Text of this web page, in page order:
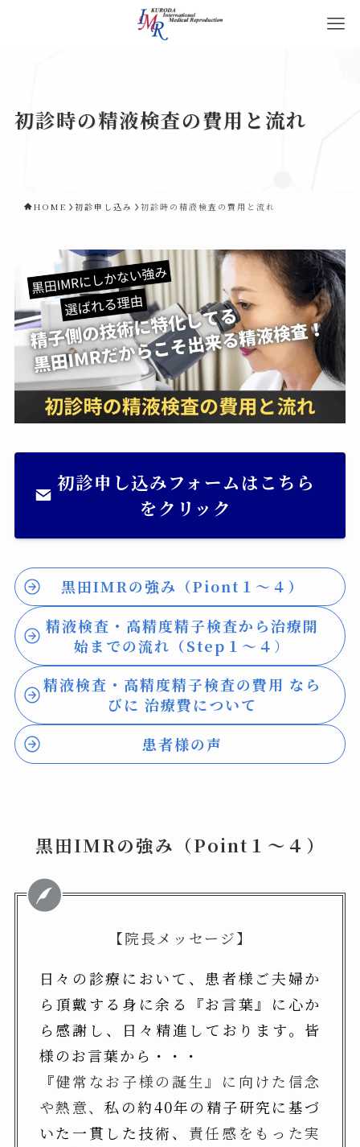
初診時の精液検査の費用と流れ
HOME 初診申し込み 初診時の精液検査の費用と流れ
初診申し込みフォームはこちら
をクリック
黒田IMRの強み（Piont１～４）
精液検査・高精度精子検査から治療開
始までの流れ（Step１～４ ）
精液検査・高精度精子検査の費用 なら
びに 治療費について
患者様の声
黒田IMRの強み（Point１～４）
【院長メッセージ】
日々の診療において、患者様ご夫婦か
ら頂戴する身に余る『お言葉』に心か
ら感謝し、日々精進しております。皆
様のお言葉から・・・
『健常なお子様の誕生』に向けた信念
や熱意、私の約40年の精子研究に基づ
いた一貫した技術、 責任感をもった実